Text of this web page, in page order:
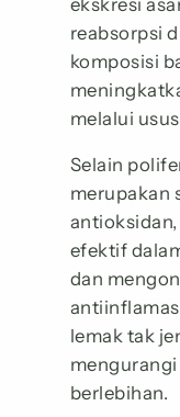
reabsorpsi
komposisi
melalui
Selain
merupakan
efektif
dan
lemak tak
berlebihan.